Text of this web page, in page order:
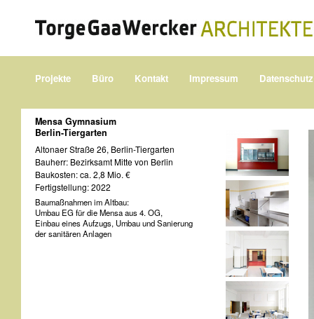
Projekte Büro Kontakt Impressum Datenschutz
Mensa Gymnasium
Berlin-Tiergarten
Altonaer Straße 26, Berlin-Tiergarten
Bauherr: Bezirksamt Mitte von Berlin
Baukosten: ca. 2,8 Mio. €
Fertigstellung: 2022
Baumaßnahmen im Altbau:
Umbau EG für die Mensa aus 4. OG,
Einbau eines Aufzugs, Umbau und Sanierung
der sanitären Anlagen